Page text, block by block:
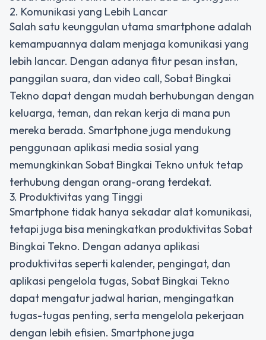
2. Komunikasi yang Lebih Lancar
Salah satu keunggulan utama smartphone adalah
kemampuannya dalam menjaga komunikasi yang
lebih lancar. Dengan adanya fitur pesan instan,
panggilan suara, dan video call, Sobat Bingkai
Tekno dapat dengan mudah berhubungan dengan
keluarga, teman, dan rekan kerja di mana pun
mereka berada. Smartphone juga mendukung
penggunaan aplikasi media sosial yang
memungkinkan Sobat Bingkai Tekno untuk tetap
terhubung dengan orang-orang terdekat.
3. Produktivitas yang Tinggi
Smartphone tidak hanya sekadar alat komunikasi,
tetapi juga bisa meningkatkan produktivitas Sobat
Bingkai Tekno. Dengan adanya aplikasi
produktivitas seperti kalender, pengingat, dan
aplikasi pengelola tugas, Sobat Bingkai Tekno
dapat mengatur jadwal harian, mengingatkan
tugas-tugas penting, serta mengelola pekerjaan
dengan lebih efisien. Smartphone juga